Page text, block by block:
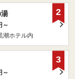
～
ホテル内
2
～
3